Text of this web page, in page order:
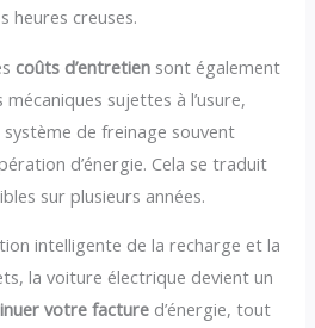
heures creuses.
coûts d’entretien sont également
sujettes à l’usure,
de freinage souvent
d’énergie. Cela se traduit
sur plusieurs années.
intelligente de la recharge et la
la voiture électrique devient un
votre facture d’énergie, tout